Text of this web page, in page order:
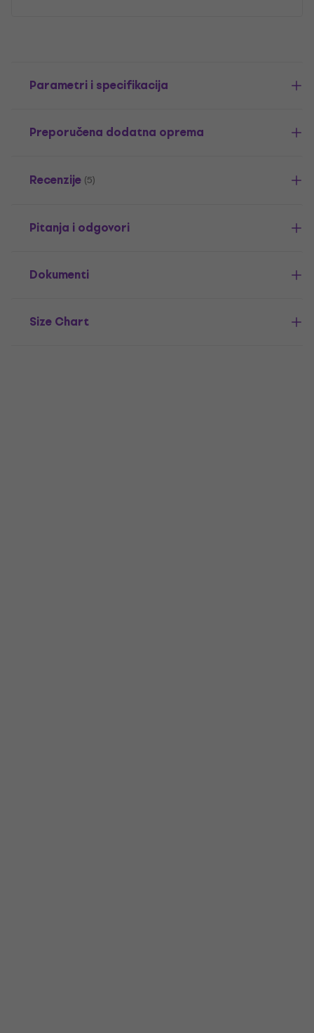
Parametri i specifikacija
Preporučena dodatna oprema
Recenzije (5)
Pitanja i odgovori
Dokumenti
Size Chart